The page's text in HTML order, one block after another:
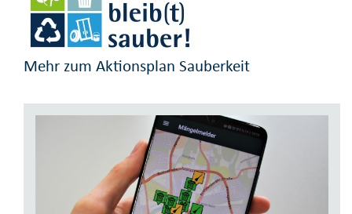
Mehr zum Aktionsplan Sauberkeit